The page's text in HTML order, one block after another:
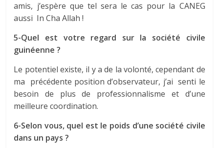
amis, j’espère que tel sera le cas pour la CANEG
aussi In Cha Allah !
5-Quel est votre regard sur la société civile
guinéenne ?
Le potentiel existe, il y a de la volonté, cependant de
ma précédente position d’observateur, j’ai senti le
besoin de plus de professionnalisme et d’une
meilleure coordination.
6-Selon vous, quel est le poids d’une société civile
dans un pays ?